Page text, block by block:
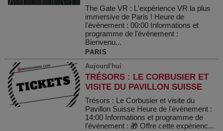
The Gate VR : L'expérience VR la plus
immersive de Paris ! Heure de
l'événement : 00:00 Informations et
programme de l'événement :
Bienvenu...
PARIS
Aujourd'hui
TRÉSORS : LE CORBUSIER ET
VISITE DU PAVILLON SUISSE
Trésors : Le Corbusier et visite du
Pavillon Suisse Heure de l'événement :
14:00 Informations et programme de
l'événement : 🎁 Offre cette expérienc...